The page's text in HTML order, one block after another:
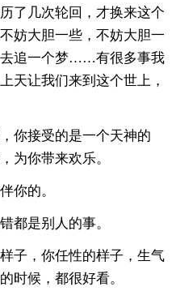
了几次轮回，才换来这个
妨大胆一些，不妨大胆一
去追一个梦……有很多事我
天让我们来到这个世上，
你接受的是一个天神的
为你带来欢乐。
你的。
都是别人的事。
子，你任性的样子，生气
时候，都很好看。